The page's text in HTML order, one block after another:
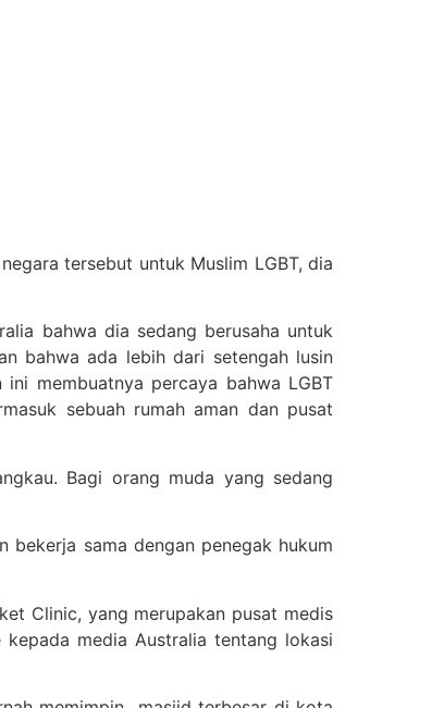
tersebut untuk Muslim LGBT, dia
bahwa dia sedang berusaha untuk
bahwa ada lebih dari setengah lusin
membuatnya percaya bahwa LGBT
sebuah rumah aman dan pusat
Bagi orang muda yang sedang
bekerja sama dengan penegak hukum
Clinic, yang merupakan pusat medis
media Australia tentang lokasi